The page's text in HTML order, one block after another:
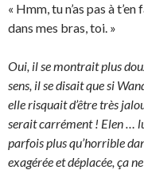
« Hmm, tu n’as pas à
dans mes bras, toi. »
Oui, il se montrait plus
sens, il se disait que si
elle risquait d’être très
serait carrément ! Elen …
parfois plus qu’horrible
exagérée et déplacée, ça